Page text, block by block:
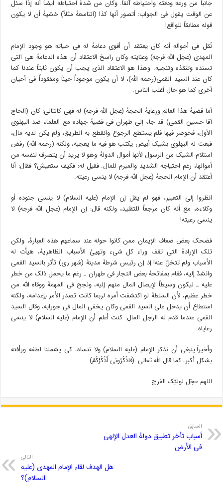
جانباً من ورعه ودقته واحتیاطه آنفاً. وکان من شدۀ احتیاطه أیضاً أنه إذا سئل
عن الوقت یقول فی الجواب: أتصور أنها کذا (التاسعۀ مثلاً) خشیۀ أن لا یکون
قوله مطابقاً للواقع!
نُقل فی أحواله أنه کان یعتقد أن أقوى دعامۀ له فی حیاته هو وجود الإمام
المهدی (عجل الله فرجه) وعنایته وکان راسخ الاعتقاد أن هذه الدعامۀ هی التی
تسنده وتنقذه وتنجیه. وهذا هو الاعتقاد الذی یجب أن یکون ثابتاً عندنا کما
کان عند السید القمی(رحمه الله)، لا أن یکون موجوداً حیناً ومفقوداً فی أحیان
أخرى کما هو حال أغلب الناس.
أما قضیۀ هذا العالم ورعایۀ الحجۀ (عجل الله فرجه) له فهی کالتالی: کان (الحاج
آقا حسین القمی) قد جاء إلى طهران فی قضیۀ جهاده مع العلماء ضد البهلوی
الأول، فحوصر فیها فلم یستطع الرجوع وانقطع به الطریق، ولم یکن لدیه مال،
فبعث له البهلوی بشیک أبیض یکتب هو فیه ما یعجبه، ولکنه (رحمه الله) رفض
استلام الشیک من الرسول لأنها أموال الدولۀ وهو لا یرید أن یتصرف لنفسه من
أموالها، رغم احتیاجه الشدید والمبرم للمال. فقیل له: فکیف ستعیش؟ فقال: أنا
أعتقد أن الإمام الحجۀ (عجل الله فرجه) لا ینسى رعیته.
انظروا إلى التعبیر، فهو لم یقل إن الإمام (علیه السلام) لا ینسى جنوده أو
وکلاءه، مع أنه کان مرجعاً للتقلید، ولکنه قال: إن الإمام (عجل الله فرجه) لا
ینسى رعیته!
فضحک بعض ضعاف الإیمان ممن کانوا حوله عند سماعهم هذه العبارۀ، ولکن
تلک الإرادۀ التی تقف وراء کل شیء وتهیئ الأسباب الظاهریۀ، هیأت له
الأسباب ولم تتخلّ عنه! إذ إن رئیس شرطۀ مدینۀ (شهر ری) تأثر بالسید القمی
وانشدّ إلیه، فقام بمفاتحۀ بعض التجار فی طهران ـ رغم ما یحمل ذلک من خطر
علیه ـ لیکون وسیطاً لإیصال المال منهم إلیه، ونجح فی المهمۀ ووقاه الله من
خطر عظیم، لأن السلطۀ لو اکتشفت أمره لربما کانت تصدر الأمر بإعدامه، ولکنه
استطاع أن یدخل على السید القمی وکان یخفی المال فی جورابه، وقال السید
القمی عندما قدم له الرجل المال: کنت أعلم أن الإمام (علیه السلام) لا ینسى
رعایاه.
وأخیراً:ینبغی أن نذکر الإمام (علیه السلام) ولا ننساه، کی یشملنا لطفه ورأفته
بشکل أکبر، کما قال الله تعالى: (فَاذْکُرُونِى أَذْکُرْکُمْ)
اللهم عجّل لولیّک الفرج
السابق
أسباب تأخر تطبیق دولۀ العدل الإلهی
فی الأرض
التالي
هل الهدف لقاء الإمام المهدی (علیه
السلام)؟